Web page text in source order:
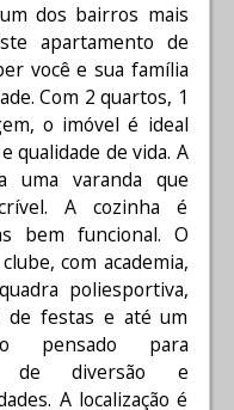
dos bairros mais
apartamento de
você e sua família
Com 2 quartos, 1
o imóvel é ideal
qualidade de vida. A
uma varanda que
A cozinha é
bem funcional. O
com academia,
poliesportiva,
de festas e até um
pensado para
de diversão e
A localização é